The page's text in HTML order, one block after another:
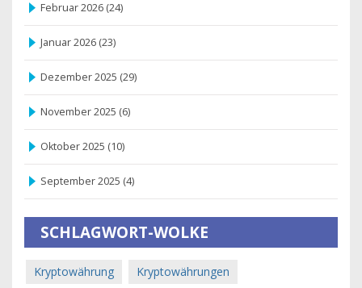
Februar 2026 (24)
Januar 2026 (23)
Dezember 2025 (29)
November 2025 (6)
Oktober 2025 (10)
September 2025 (4)
SCHLAGWORT-WOLKE
Kryptowährung Kryptowährungen